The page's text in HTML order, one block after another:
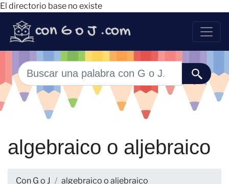
El directorio base no existe
algebraico o aljebraico
Con G o J algebraico o aljebraico